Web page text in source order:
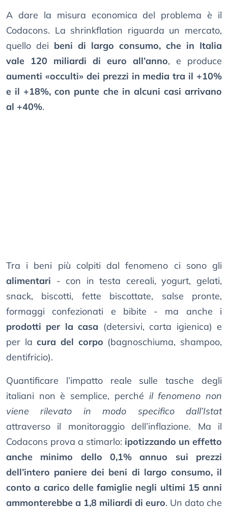
A dare la misura economica del problema è il
Codacons. La shrinkflation riguarda un mercato,
quello dei beni di largo consumo, che in Italia
vale 120 miliardi di euro all’anno, e produce
aumenti «occulti» dei prezzi in media tra il +10%
e il +18%, con punte che in alcuni casi arrivano
al +40%.
Tra i beni più colpiti dal fenomeno ci sono gli
alimentari - con in testa cereali, yogurt, gelati,
snack, biscotti, fette biscottate, salse pronte,
formaggi confezionati e bibite - ma anche i
prodotti per la casa (detersivi, carta igienica) e
per lacura del corpo (bagnoschiuma, shampoo,
dentifricio).
Quantificare l’impatto reale sulle tasche degli
italiani non è semplice, perché il fenomeno non
viene rilevato in modo specifico dall’Istat
attraverso il monitoraggio dell’inflazione. Ma il
Codacons prova a stimarlo: ipotizzando un effetto
anche minimo dello 0,1% annuo sui prezzi
dell’intero paniere dei beni di largo consumo, il
conto a carico delle famiglie negli ultimi 15 anni
ammonterebbe a 1,8 miliardi di euro. Un dato che